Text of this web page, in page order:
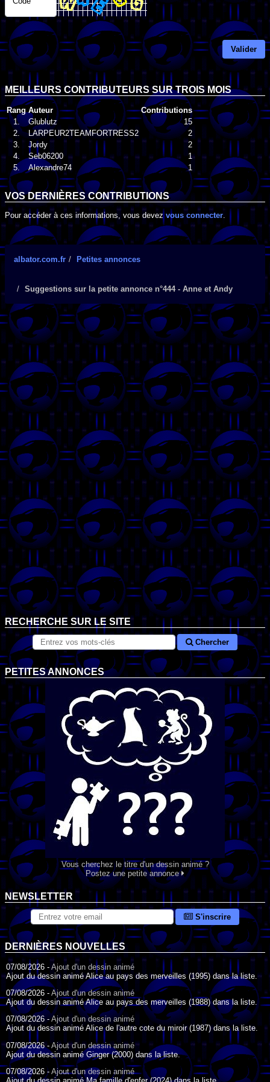
Valider
MEILLEURS CONTRIBUTEURS SUR TROIS MOIS
Rang Auteur
Contributions
1.
Glublutz
15
2.
LARPEUR2TEAMFORTRESS2
2
3.
Jordy
2
4.
Seb06200
1
5.
Alexandre74 1
VOS DERNIÈRES CONTRIBUTIONS
Pour accéder à ces informations, vous devezvous connecter
albator.com.fr Petites annonces
Suggestions sur la petite annonce n°444 - Anne et Andy
RECHERCHE SUR LE SITE
Chercher
PETITES ANNONCES
Vous cherchez le titre d'un dessin animé ?
Postez une petite annonce
NEWSLETTER
S'inscrire
DERNIÈRES NOUVELLES
07/08/2026 - Ajout d'un dessin animé
Ajout du dessin animé Alice au pays des merveilles (1995) dans la liste.
07/08/2026 - Ajout d'un dessin animé
Ajout du dessin animé Alice au pays des merveilles (1988) dans la liste.
07/08/2026 -Ajout d'un dessin animé
Ajout du dessin animé Alice de l'autre cote du miroir (1987) dans la liste.
07/08/2026 - Ajout d'un dessin animé
Ajout du dessin animé Ginger (2000) dans la liste.
07/08/2026 - Ajout d'un dessin animé